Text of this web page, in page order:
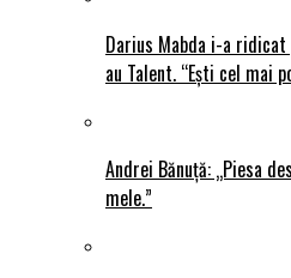
Darius Mabda i-a
au Talent. “Ești cel mai
Andrei Bănuță: „Piesa
mele.”